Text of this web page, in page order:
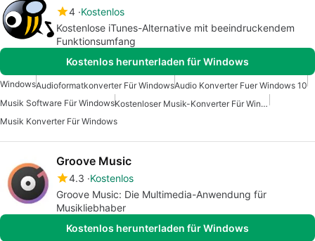
4 Kostenlos
Kostenlose iTunes-Alternative mit beeindruckendem
Funktionsumfang
Kostenlos herunterladen für Windows
WindowsAudioformatkonverter Für WindowsAudio Konverter Fuer Windows 10
Musik Software Für Windows
Kostenloser Musik-Konverter Für Windows
Musik Konverter Für Windows
Groove Music
4.3 Kostenlos
Groove Music: Die Multimedia-Anwendung für
Musikliebhaber
Kostenlos herunterladen für Windows